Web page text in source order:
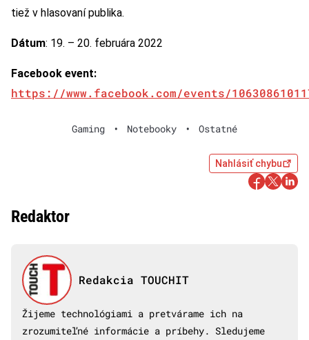
tiež v hlasovaní publika.
Dátum: 19. – 20. februára 2022
Facebook event:
https://www.facebook.com/events/
Gaming • Notebooky • Ostatné
Nahlásiť chybu
Redaktor
Redakcia TOUCHIT
Žijeme technológiami a pretvárame ich na
zrozumiteľné informácie a príbehy. Sledujeme